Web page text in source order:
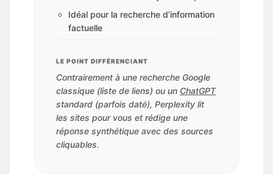
Idéal pour la recherche d’information
factuelle
LE POINT DIFFÉRENCIANT
Contrairement à une recherche Google
classique (liste de liens) ou un ChatGPT
standard (parfois daté), Perplexity lit
les sites pour vous et rédige une
réponse synthétique avec des sources
cliquables.